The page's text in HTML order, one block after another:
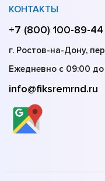
КОНТАКТЫ
+7 (800) 100-89-44
г. Ростов-на-Дону,
Ежедневно с 09:00 до
info@fiksremrnd.ru